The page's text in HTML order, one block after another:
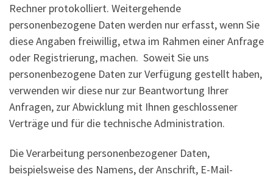
Rechner protokolliert. Weitergehende
personenbezogene Daten werden nur erfasst, wenn Sie
diese Angaben freiwillig, etwa im Rahmen einer Anfrage
oder Registrierung, machen. Soweit Sie uns
personenbezogene Daten zur Verfügung gestellt haben,
verwenden wir diese nur zur Beantwortung Ihrer
Anfragen, zur Abwicklung mit Ihnen geschlossener
Verträge und für die technische Administration.
Die Verarbeitung personenbezogener Daten,
beispielsweise des Namens, der Anschrift, E-Mail-